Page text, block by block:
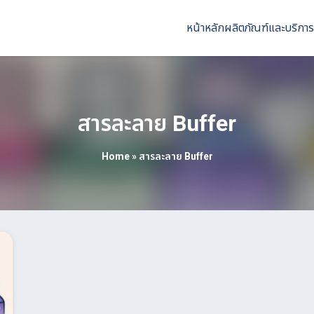
หน้าหลักผลิตภัณฑ์และบริการ
สารละลาย Buffer
Home» สารละลาย Buffer